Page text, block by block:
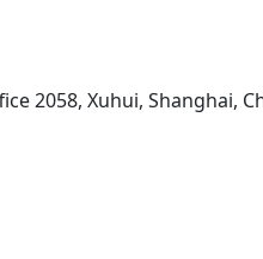
2058, Xuhui, Shanghai,